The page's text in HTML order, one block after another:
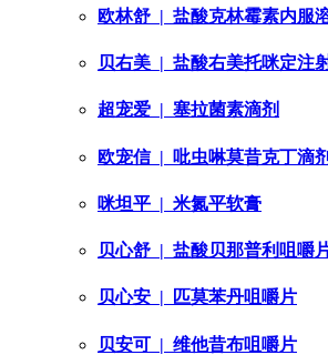
欧林舒 | 盐酸克林霉素内服
贝右美 | 盐酸右美托咪定注
超宠爱 | 塞拉菌素滴剂
欧宠信| 吡虫啉莫昔克丁滴剂
咪坦平 | 米氮平软膏
贝心舒 | 盐酸贝那普利咀嚼
贝心安 | 匹莫苯丹咀嚼片
贝安可 | 维他昔布咀嚼片